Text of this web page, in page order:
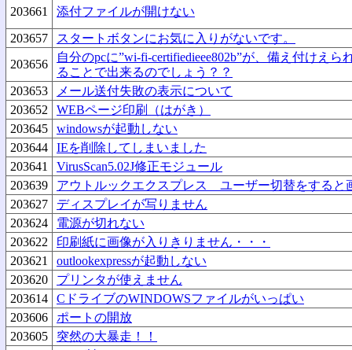
203661
添付ファイルが開けない
203657
スタートボタンにお気に入りがないです。
203656
自分のpcに”wi-fi-certifiedieee802b”が、備え付けえ
ることで出来るのでしょう？？
203653
メール送付失敗の表示について
203652
WEBページ印刷（はがき）
203645
windowsが起動しない
203644
IEを削除してしまいました
203641
VirusScan5.02J修正モジュール
203639
アウトルックエクスプレス ユーザー切替をすると
203627
ディスプレイが写りません
203624
電源が切れない
203622
印刷紙に画像が入りきりません・・・
203621
outlookexpressが起動しない
203620
プリンタが使えません
203614
CドライブのWINDOWSファイルがいっぱい
203606
ポートの開放
203605
突然の大暴走！！